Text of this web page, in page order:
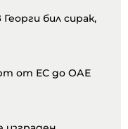
бил сирак,
от ЕС до ОАЕ